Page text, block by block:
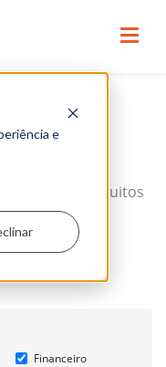
e
e gratuitos
finanças e
empresas.
Financeiro